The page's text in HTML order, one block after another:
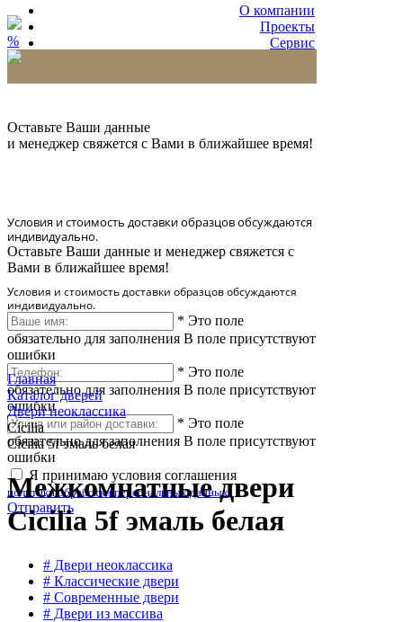
О компании
Проекты
Сервис
%
Оставьте Ваши данные
и менеджер свяжется с Вами в ближайшее время!
Условия и стоимость доставки образцов обсуждаются
индивидуально.
Оставьте Ваши данные и менеджер свяжется с
Вами в ближайшее время!
Условия и стоимость доставки образцов обсуждаются
индивидуально.
* Это поле
обязательно для заполнения В поле присутствуют
ошибки
* Это поле
обязательно для заполнения В поле присутствуют
ошибки
* Это поле
обязательно для заполнения В поле присутствуют
ошибки
Я принимаю условия соглашения
политики обработки персональных данных
Отправить
Главная
Каталог дверей
Двери неоклассика
Cicilia
Cicilia 5f эмаль белая
Межкомнатные двери
Cicilia 5f эмаль белая
# Двери неоклассика
# Классические двери
# Современные двери
# Двери из массива